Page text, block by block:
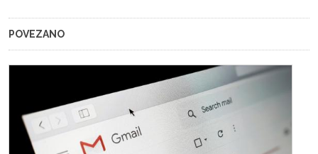
POVEZANO